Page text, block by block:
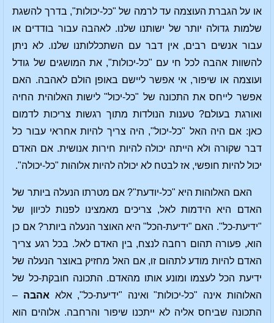
או על הגברת העוצמה עד לרמה של "כל-יכולות", בדרך להשגת
שלמות גדולה יותר של ישותנו שלנו. לאהבה עבור בודדים או
עבור אנשים רבים, אין דבר עם השתכללותנו שלנו. לא ניתן
להשוות אהבה לכל חי עם "כל-יכולות", את המושגים של גודל
ועוצמה או שיפור, אי אפשר ליישם באופן הולם לאהבה. האם
אפשר לייחס את התכונה של "כל-יכול" לישות האלוהית החיה
ואורגת בעולם? טענות הנולדות מתוך רגשות צריכות לדמום
כאן: אם היה האל "כל-יכול", היה צריך להיות אחראי עבור כל
דבר שקורה ולא הייתה יכולה להיות חירות אנושית. אם האדם
יכול להיות חופשי, אז לבטח לא יכולה להיות אלוהות "כל-יכולה".
האם האלוהות היא "כל-יודעת"? אם מטרתו הנעלה ביותר של
האדם היא הידמות לאל, צריכים מאמצינו לפנות לכיוון של
"ידיעת-כל". האם "ידיעת-הכל" היא האוצר הנעלה ביותר? אם כן
הוא, פעורה תהום רחבה לנצח, בין האדם לאל. בכל רגע צריך
האדם להיות מודע לתהום זו, אם האל מחזיק באוצר הנעלה של
ידיעת הכל לעצמו ומונע אותו מהאדם. התכונה חובקת-כל של
האלוהות אינה "כל-יכולות" ואינה "ידיעת-כל", אלא אהבה –
התכונה שביחס אליה לא ייתכנו שיפור והרחבה. אלוהים הוא